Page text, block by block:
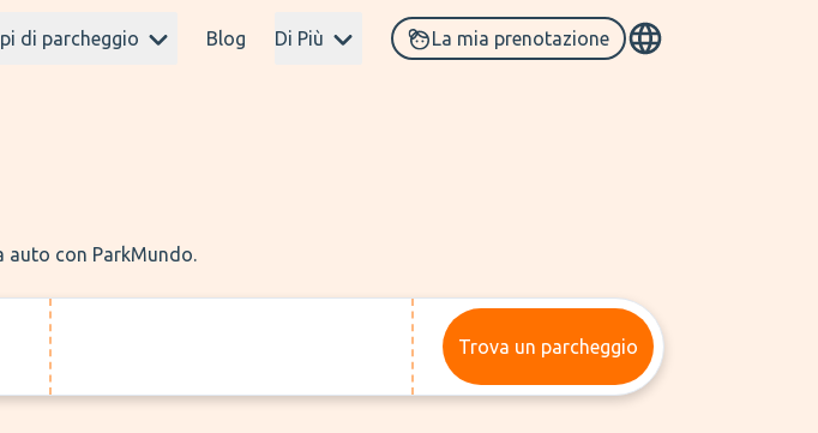
di parcheggio Blog Di Più La mia prenotazione
auto con ParkMundo.
Trova un parcheggio